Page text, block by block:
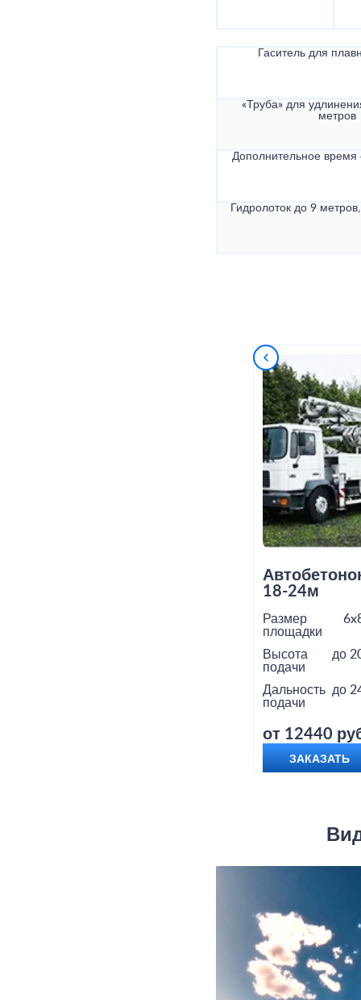
Гаситель для
«Труба» для
метров
Дополнительное
Гидролоток до 9
18-24м
Размер
площадки
Высота
подачи
до
Дальность
подачи
до
от 12440
ЗАКАЗАТЬ